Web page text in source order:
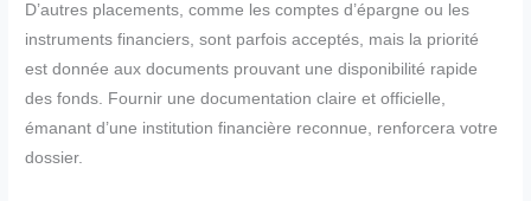
D’autres placements, comme les comptes d’épargne ou les
instruments financiers, sont parfois acceptés, mais la priorité
est donnée aux documents prouvant une disponibilité rapide
des fonds. Fournir une documentation claire et officielle,
émanant d’une institution financière reconnue, renforcera votre
dossier.